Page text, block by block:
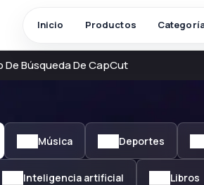
Inicio Productos
De Búsqueda De CapCut
Música Deportes
Inteligencia artificial Libros